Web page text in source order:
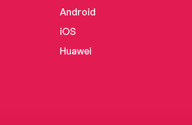
Android
iOS
Huawei